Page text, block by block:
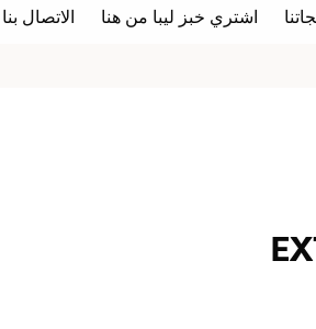
اشتري خبز ليبا من هنا الاتصال بنا